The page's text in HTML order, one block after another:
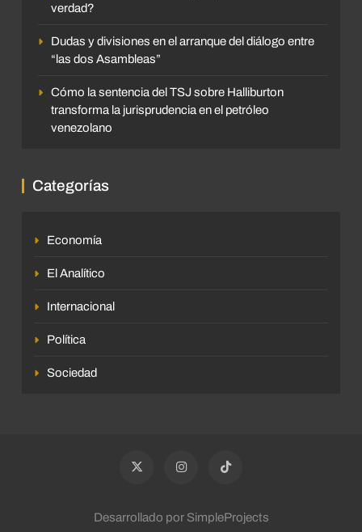
verdad?
Dudas y divisiones en el arranque del diálogo entre
“las dos Asambleas”
Cómo la sentencia del TSJ sobre Halliburton
transforma la jurisprudencia en el petróleo
venezolano
Categorías
Economía
El Analítico
Internacional
Política
Sociedad
Desarrollado por SimpleProjects